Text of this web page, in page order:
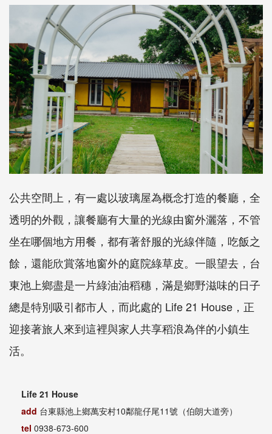
公共空間上，有一處以玻璃屋為概念打造的餐廳，全
透明的外觀，讓餐廳有大量的光線由窗外灑落，不管
坐在哪個地方用餐，都有著舒服的光線伴隨，吃飯之
餘，還能欣賞落地窗外的庭院綠草皮。一眼望去，台
東池上鄉盡是一片綠油油稻穗，滿是鄉野滋味的日子
總是特別吸引都市人，而此處的 Life 21 House，正
迎接著旅人來到這裡與家人共享稻浪為伴的小鎮生
活。
Life 21 House
add 台東縣池上鄉萬安村10鄰龍仔尾11號（伯朗大道旁）
tel 0938-673-600